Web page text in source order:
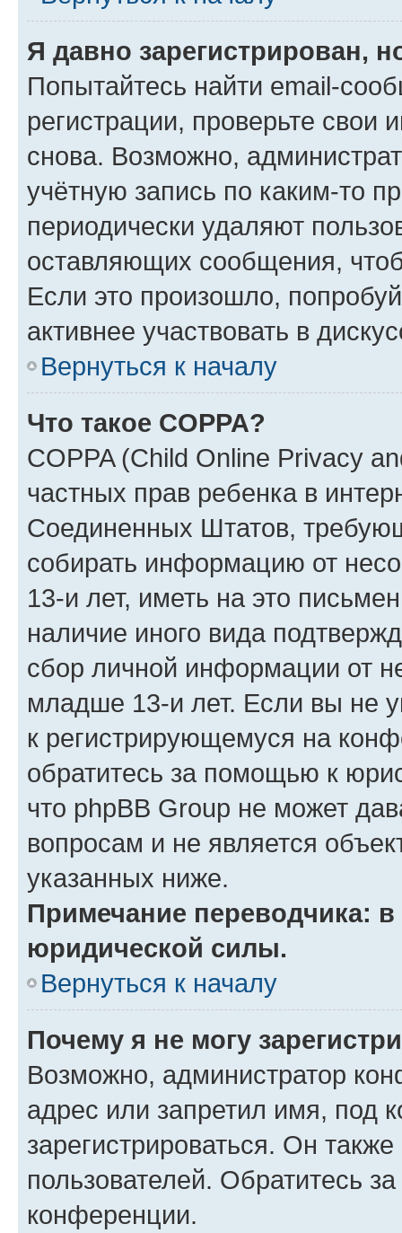
Я давно зарегистрирован,
Попытайтесь найти email-
регистрации, проверьте свои
снова. Возможно,
учётную запись по каким-то
периодически удаляют
оставляющих сообщения,
Если это произошло,
активнее участвовать в
Вернуться к началу
Что такое COPPA?
COPPA (Child Online Privacy
частных прав ребенка в
Соединенных Штатов,
собирать информацию от
13-и лет, иметь на это
наличие иного вида
сбор личной информации от
младше 13-и лет. Если вы не
к регистрирующемуся на
обратитесь за помощью к
что phpBB Group не может
вопросам и не является
указанных ниже.
Примечание переводчика:
юридической силы.
Вернуться к началу
Почему я не могу
Возможно, администратор
адрес или запретил имя, под
зарегистрироваться. Он
пользователей. Обратитесь
конференции.